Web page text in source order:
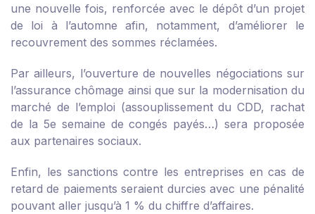
une nouvelle fois, renforcée avec le dépôt d’un projet
de loi à l’automne afin, notamment, d’améliorer le
recouvrement des sommes réclamées.
Par ailleurs, l’ouverture de nouvelles négociations sur
l’assurance chômage ainsi que sur la modernisation du
marché de l’emploi (assouplissement du CDD, rachat
de la 5e semaine de congés payés…) sera proposée
aux partenaires sociaux.
Enfin, les sanctions contre les entreprises en cas de
retard de paiements seraient durcies avec une pénalité
pouvant aller jusqu’à 1 % du chiffre d’affaires.